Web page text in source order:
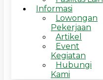
Informasi
Lowongan
Pekerjaan
Artikel
Event
Kegiatan
Hubungi
Kami